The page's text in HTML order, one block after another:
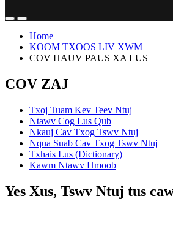
Home
KOOM TXOOS LIV XWM
COV HAUV PAUS XA LUS
COV ZAJ
Txoj Tuam Kev Teev Ntuj
Ntawv Cog Lus Qub
Nkauj Cav Txog Tswv Ntuj
Nqua Suab Cav Txog Tswv Ntuj
Txhais Lus (Dictionary)
Kawm Ntawv Hmoob
Yes Xus, Tswv Ntuj tus